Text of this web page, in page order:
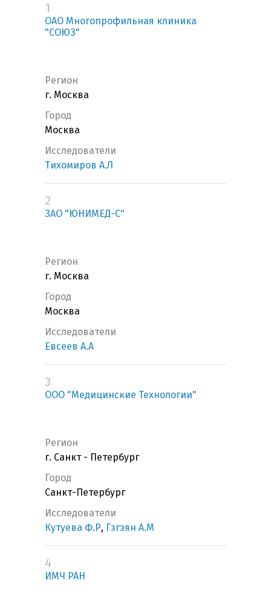
1
ОАО Многопрофильная клиника
"СОЮЗ"
Регион
г. Москва
Город
Москва
Исследователи
Тихомиров А.Л
2
ЗАО "ЮНИМЕД-С"
Регион
г. Москва
Город
Москва
Исследователи
Евсеев А.А
3
ООО "Медицинские Технологии"
Регион
г. Санкт - Петербург
Город
Санкт-Петербург
Исследователи
Кутуева Ф.Р, Гзгзян А.М
4
ИМЧ РАН